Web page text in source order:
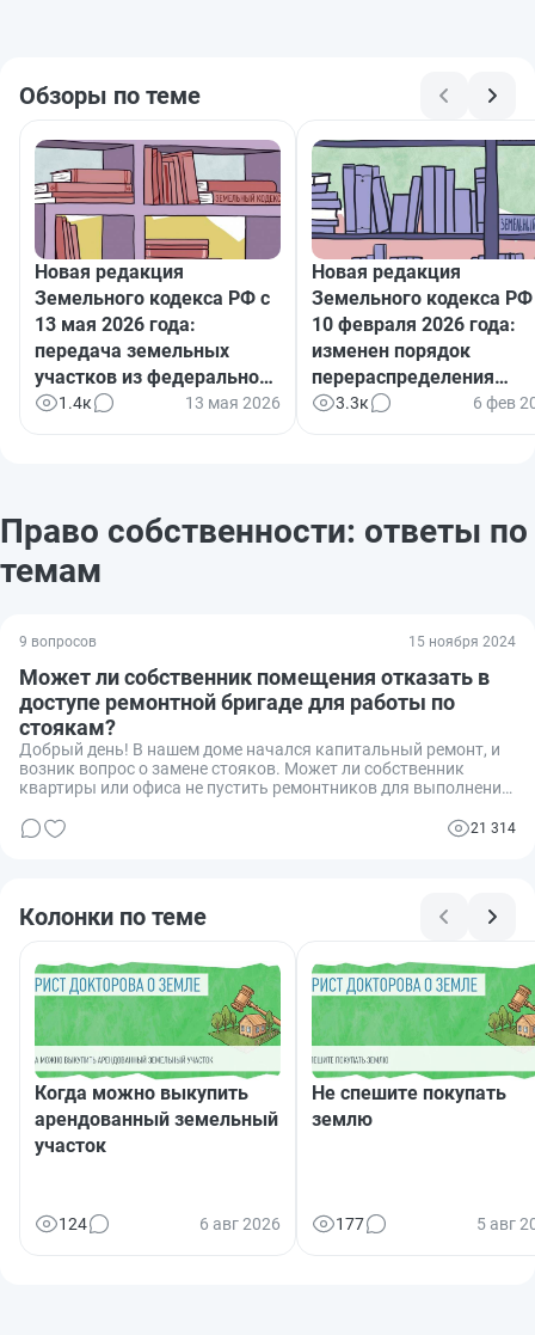
Обзоры по теме
Новая редакция
Земельного кодекса РФ с
13 мая 2026 года:
передача земельных
участков из федеральной
в муниципальную
1.4к 13 мая 2026
Новая редакция
Земельного кодекса РФ
10 февраля 2026 года:
изменен порядок
перераспределения
земель в
3.3к 6 фев
Право собственности: ответы по
темам
9 вопросов 15 ноября 2024
Может ли собственник помещения отказать в
доступе ремонтной бригаде для работы по
стоякам?
Добрый день! В нашем доме начался капитальный ремонт, и
возник вопрос о замене стояков. Может ли собственник
квартиры или офиса не пустить ремонтников для выполнения
Интересует, какова правовая база в этом вопросе, поскольку
21 314
Колонки по теме
Когда можно выкупить
арендованный земельный
участок
124 6 авг 2026
Не спешите покупать
землю
177 5 авг